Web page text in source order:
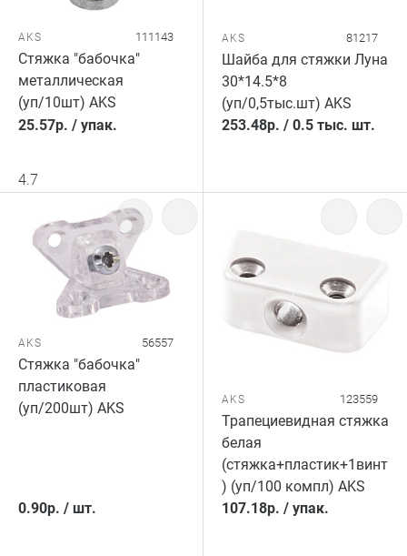
AKS 111143
Стяжка "бабочка"
металлическая
(уп/10шт) AKS
25.57р. / упак.
4.7
AKS 81217
Шайба для стяжки Луна
30*14.5*8
(уп/0,5тыс.шт) AKS
253.48р. / 0.5 тыс. шт.
AKS 56557
Стяжка "бабочка"
пластиковая
(уп/200шт) AKS
0.90р. / шт.
AKS 123559
Трапециевидная стяжка
белая
(стяжка+пластик+1винт
) (уп/100 компл) AKS
107.18р. / упак.